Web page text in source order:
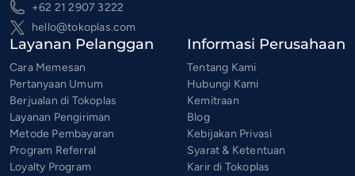
+62 21 2907 3222
hello@tokoplas.com
Layanan Pelanggan
Cara Memesan
Pertanyaan Umum
Berjualan di Tokoplas
Layanan Pengiriman
Metode Pembayaran
Program Referral
Loyalty Program
Informasi Perusahaan
Tentang Kami
Hubungi Kami
Kemitraan
Blog
Kebijakan Privasi
Syarat & Ketentuan
Karir di Tokoplas